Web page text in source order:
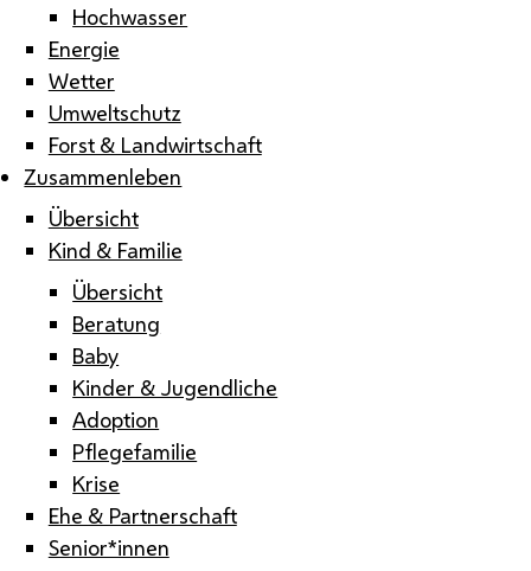
Hochwasser
Energie
Wetter
Umweltschutz
Forst & Landwirtschaft
Zusammenleben
Übersicht
Kind & Familie
Übersicht
Beratung
Baby
Kinder & Jugendliche
Adoption
Pflegefamilie
Krise
Ehe & Partnerschaft
Senior*innen